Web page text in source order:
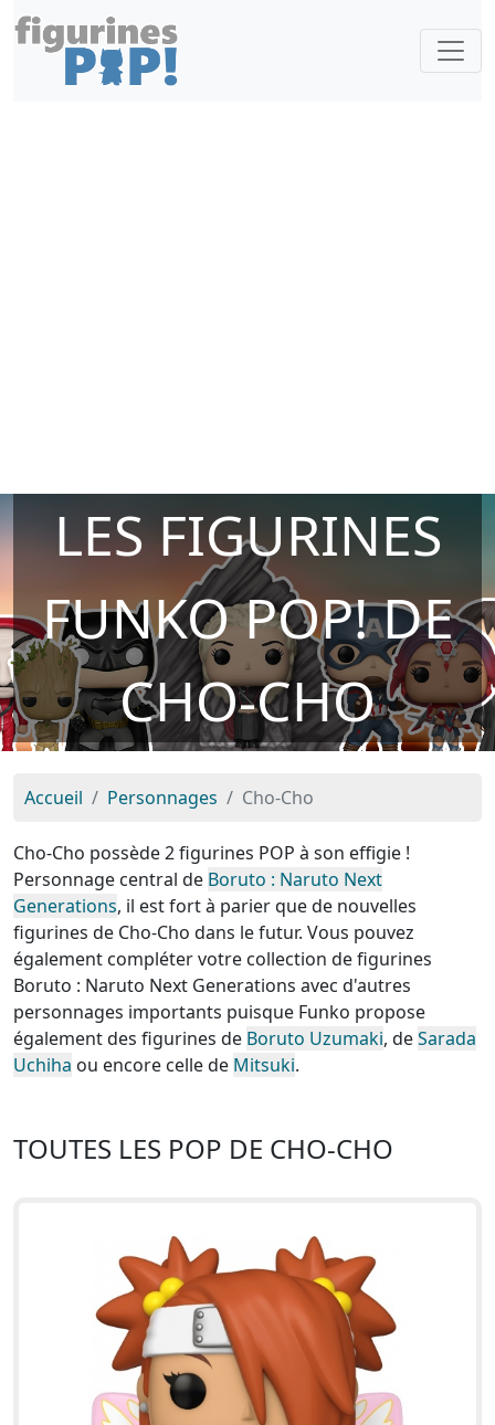
LES FIGURINES
FUNKO POP! DE
CHO-CHO
Accueil Personnages Cho-Cho
Cho-Cho possède 2 figurines POP à son effigie !
Personnage central de Boruto : Naruto Next
Generations, il est fort à parier que de nouvelles
figurines de Cho-Cho dans le futur. Vous pouvez
également compléter votre collection de figurines
Boruto : Naruto Next Generations avec d'autres
personnages importants puisque Funko propose
également des figurines de Boruto Uzumaki, deSarada
Uchiha ou encore celle de Mitsuki.
TOUTES LES POP DE CHO-CHO